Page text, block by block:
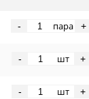
- пара +
- шт +
- шт +